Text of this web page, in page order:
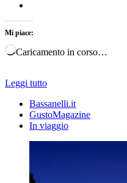
Mi piace:
Caricamento in corso…
Leggi tutto
Bassanelli.it
GustoMagazine
In viaggio